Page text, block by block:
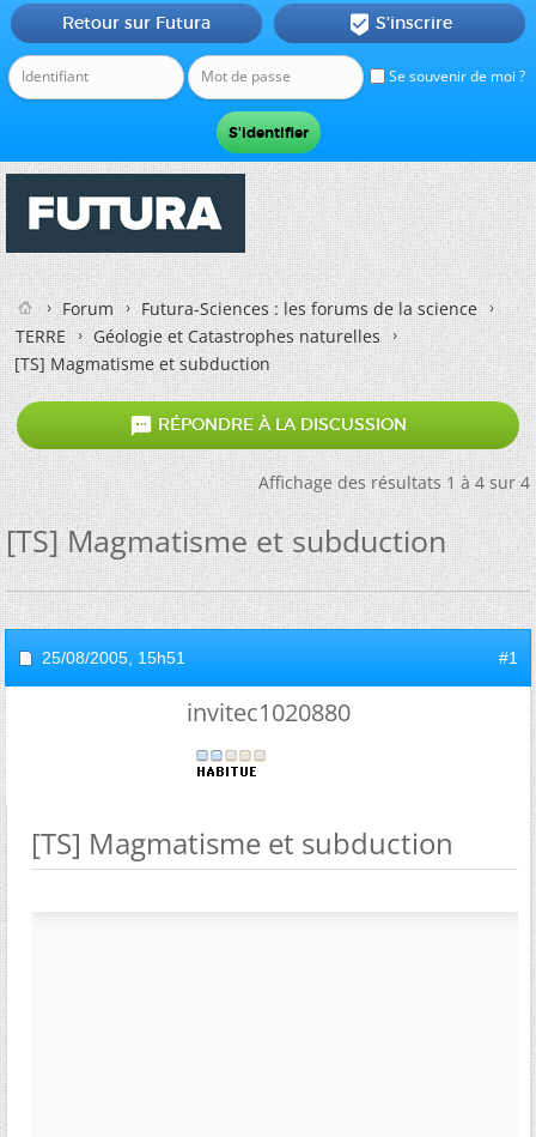
Se souvenir de moi ?
Retour sur Futura  S'inscrire
Forum
Futura-Sciences : les forums de la science
TERRE
Géologie et Catastrophes naturelles
[TS] Magmatisme et subduction
 RÉPONDRE À LA DISCUSSION
Affichage des résultats 1 à 4 sur 4
[TS] Magmatisme et subduction
25/08/2005, 15h51 #1
invitec1020880
[TS] Magmatisme et subduction